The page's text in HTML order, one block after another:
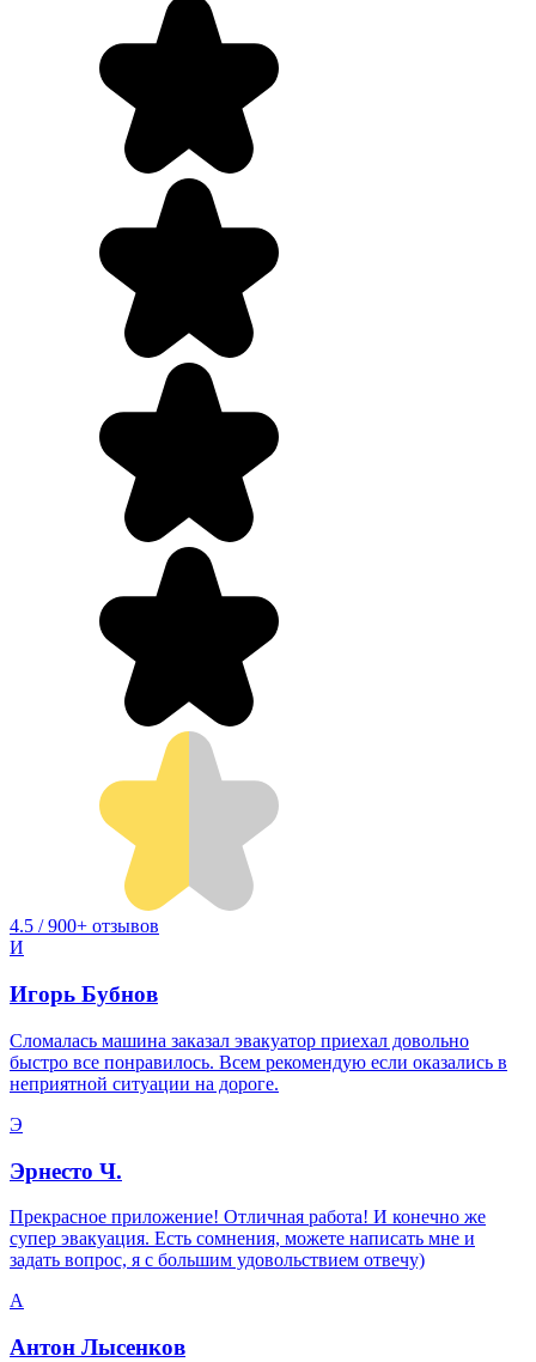
4.5 / 900+ отзывов
И
Игорь Бубнов
Сломалась машина заказал эвакуатор приехал довольно
быстро все понравилось. Всем рекомендую если оказались в
неприятной ситуации на дороге.
Э
Эрнесто Ч.
Прекрасное приложение! Отличная работа! И конечно же
супер эвакуация. Есть сомнения, можете написать мне и
задать вопрос, я с большим удовольствием отвечу)
А
Антон Лысенков